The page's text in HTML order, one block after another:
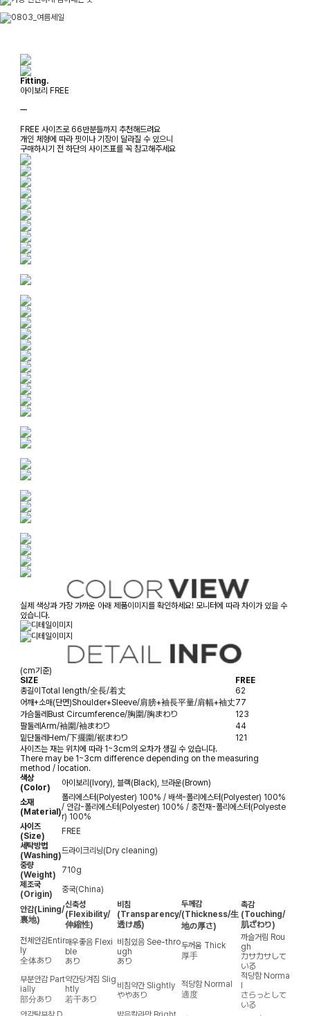
Fitting.
아이보리 FREE
ㅡ
FREE 사이즈로 66반분들까지 추천해드려요
개인 체형에 따라 핏이나 기장이 달라질 수 있으니
구매하시기 전 하단의 사이즈표를 꼭 참고해주세요
실제 색상과 가장 가까운 아래 제품이미지를 확인하세요! 모니터에 따라 차이가 있을 수
있습니다.
(cm기준)
SIZE
FREE
총길이 Total length/全長/着丈
62
어깨+소매(단면)Shoulder+Sleeve/肩膀+袖長平量/肩幅+袖丈77
가슴둘레 Bust Circumference/胸圍/胸まわり
123
팔둘레 Arm/袖圍/袖まわり
44
밑단둘레 Hem/下擺圍/裾まわり
121
사이즈는 재는 위치에 따라 1~3cm의 오차가 생길 수 있습니다.
There may be 1~3cm difference depending on the measuring
method / location.
색상
(Color)
아이보리(Ivory), 블랙(Black), 브라운(Brown)
소재
(Material)
폴리에스터(Polyester) 100% / 배색-폴리에스터(Polyester) 100%
/ 안감-폴리에스터(Polyester) 100% / 충전재-폴리에스터(Polyeste
r) 100%
사이즈
(Size)
FREE
세탁방법
(Washing)드라이크리닝(Dry cleaning)
중량
(Weight)
710g
제조국
(Origin)
중국(China)
안감(Lining/
裏地)
신축성
(Flexibility/
伸縮性)
비침
(Transparency/
透け感)
두께감
(Thickness/生
地の厚さ)
촉감
(Touching/
肌ざわり)
전체안감Entir
ly
全体あり
매우좋음 Flexi
ble
あり
비침있음 See-thro
ugh
あり
두꺼움 Thick
厚手
까슬거림 Rou
gh
カサカサして
いる
부분안감 Part
ially
部分あり
약간당겨짐 Slig
htly
若干あり
비침약간 Slightly
ややあり
적당함 Normal
適度
적당함 Norma
さらっとして
いる